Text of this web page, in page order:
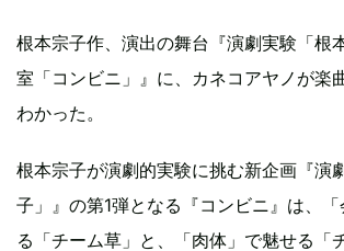
根本宗子作、演出の舞台『演劇実験「根
室「コンビニ」』に、カネコアヤノが楽
わかった。
根本宗子が演劇的実験に挑む新企画『演
子」』の第1弾となる『コンビニ』は、
る「チーム草」と、「肉体」で魅せる「